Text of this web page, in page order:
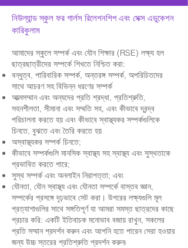
নিউল্যান্ড স্কুল ফর গার্লস রিলেশনশিপ এবং সেক্স এডুকেশন
কারিকুলাম
আমাদের স্কুলে সম্পর্ক এবং যৌন শিক্ষার (RSE) লক্ষ্য হল
ছাত্রছাত্রীদের সম্পর্কে শিখতে নিশ্চিত করা:
বন্ধুত্ব, পারিবারিক সম্পর্ক, অন্তরঙ্গ সম্পর্ক, অপরিচিতদের
সাথে আচরণ সহ বিভিন্ন ধরণের সম্পর্ক
আত্মসম্মান এবং অন্যদের প্রতি শ্রদ্ধা, প্রতিশ্রুতি,
সহনশীলতা, সীমানা এবং সম্মতি সহ, এবং কীভাবে দ্বন্দ্ব
পরিচালনা করতে হয় এবং কীভাবে স্বাস্থ্যকর সম্পর্কগুলিকে
চিনতে, বুঝতে এবং তৈরি করতে হয়
অস্বাস্থ্যকর সম্পর্ক চিনতে;
কীভাবে সম্পর্কগুলি মানসিক স্বাস্থ্য সহ স্বাস্থ্য এবং সুস্থতাকে
প্রভাবিত করতে পারে;
সুস্থ সম্পর্ক এবং অনলাইন নিরাপত্তা; এবং
যৌনতা, যৌন স্বাস্থ্য এবং যৌনতা সম্পর্কে বাস্তব জ্ঞান,
সম্পর্কের প্রসঙ্গে দৃঢ়ভাবে সেট করা। উপরের লক্ষ্যগুলি মূল
প্রত্যাশাগুলির সাথে সঙ্গতিপূর্ণ যা আমরা সমস্ত ছাত্রদের কাছে
প্রচার করি: একটি ইতিবাচক মনোভাব বজায় রাখুন, সকলের
প্রতি সম্মান প্রদর্শন করুন এবং আপনি হতে পারেন সেরা হওয়ার
জন্য উচ্চ স্তরের প্রতিশ্রুতি প্রদর্শন করুন৷